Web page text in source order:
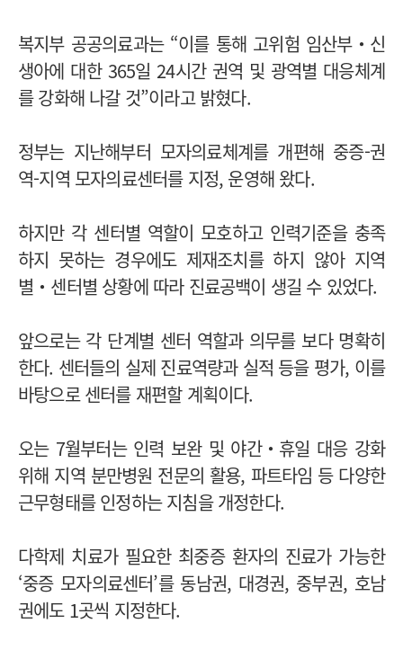
복지부 공공의료과는 “이를 통해 고위험 임산부‧신
생아에 대한 365일 24시간 권역 및 광역별 대응체계
를 강화해 나갈 것”이라고 밝혔다.
정부는 지난해부터 모자의료체계를 개편해 중증-권
역-지역 모자의료센터를 지정, 운영해 왔다.
하지만 각 센터별 역할이 모호하고 인력기준을 충족
하지 못하는 경우에도 제재조치를 하지 않아 지역
별‧센터별 상황에 따라 진료공백이 생길 수 있었다.
앞으로는 각 단계별 센터 역할과 의무를 보다 명확히
한다. 센터들의 실제 진료역량과 실적 등을 평가, 이를
바탕으로 센터를 재편할 계획이다.
오는 7월부터는 인력 보완 및 야간‧휴일 대응 강화
위해 지역 분만병원 전문의 활용, 파트타임 등 다양한
근무형태를 인정하는 지침을 개정한다.
다학제 치료가 필요한 최중증 환자의 진료가 가능한
‘중증 모자의료센터’를 동남권, 대경권, 중부권, 호남
권에도 1곳씩 지정한다.